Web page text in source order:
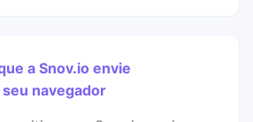
a Snov.io envie
navegador